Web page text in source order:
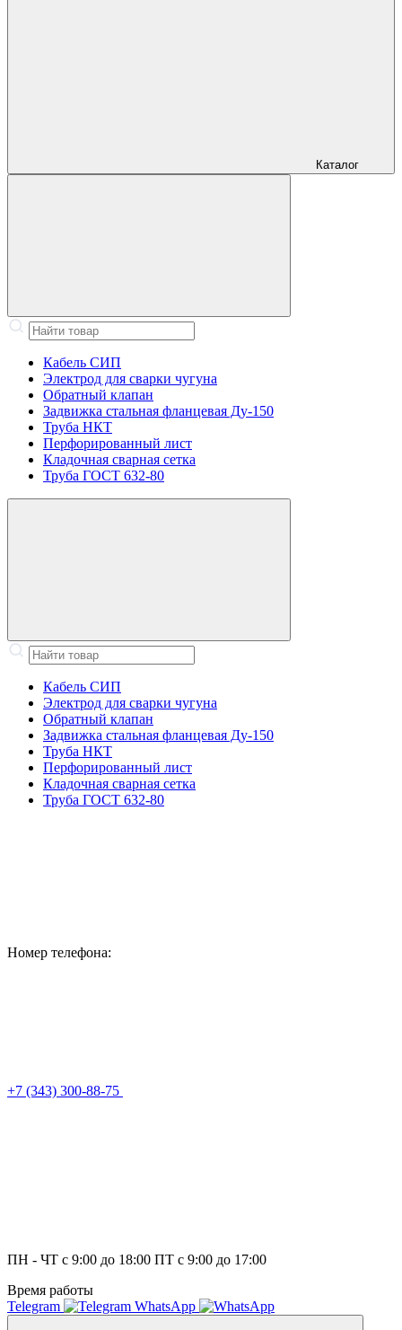
Каталог
Кабель СИП
Электрод для сварки чугуна
Обратный клапан
Задвижка стальная фланцевая Ду-150
Труба НКТ
Перфорированный лист
Кладочная сварная сетка
Труба ГОСТ 632-80
Кабель СИП
Электрод для сварки чугуна
Обратный клапан
Задвижка стальная фланцевая Ду-150
Труба НКТ
Перфорированный лист
Кладочная сварная сетка
Труба ГОСТ 632-80
Номер телефона:
+7 (343) 300-88-75
ПН - ЧТ с 9:00 до 18:00 ПТ с 9:00 до 17:00
Время работы
Telegram
WhatsApp